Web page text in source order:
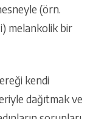
(örn.
melankolik bir
kendi
dağıtmak ve